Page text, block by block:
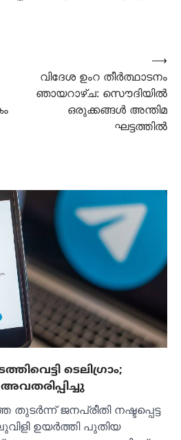
വിദേശ ഉംറ തീർത്ഥാടനം
ഞായറാഴ്ച: സൌദിയില്‍
ഒരുക്കങ്ങൾ അന്തിമ
ഘട്ടത്തില്‍
⟶
ടെലിഗ്രാം;
ജനപ്രീതി നഷ്ടപ്പെട്ട
ഉയർത്തി പുതിയ